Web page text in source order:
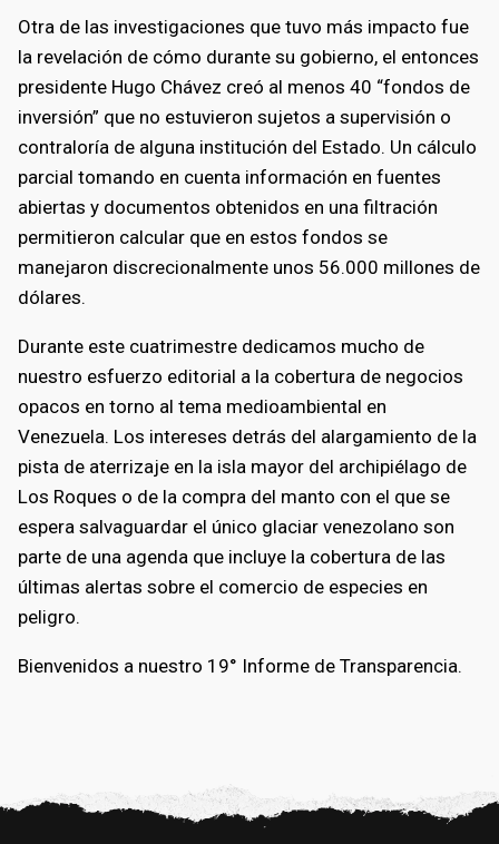
Otra de las investigaciones que tuvo más impacto fue
la revelación de cómo durante su gobierno, el entonces
presidente Hugo Chávez creó al menos 40 “fondos de
inversión” que no estuvieron sujetos a supervisión o
contraloría de alguna institución del Estado. Un cálculo
parcial tomando en cuenta información en fuentes
abiertas y documentos obtenidos en una filtración
permitieron calcular que en estos fondos se
manejaron discrecionalmente unos 56.000 millones de
dólares.
Durante este cuatrimestre dedicamos mucho de
nuestro esfuerzo editorial a la cobertura de negocios
opacos en torno al tema medioambiental en
Venezuela. Los intereses detrás del alargamiento de la
pista de aterrizaje en la isla mayor del archipiélago de
Los Roques o de la compra del manto con el que se
espera salvaguardar el único glaciar venezolano son
parte de una agenda que incluye la cobertura de las
últimas alertas sobre el comercio de especies en
peligro.
Bienvenidos a nuestro 19° Informe de Transparencia.